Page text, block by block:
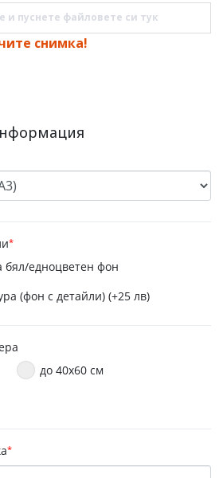
и пуснете файловете си тук
снимка!
*
бял/едноцветен фон
(фон с детайли) (+25 лв)
до 40х60 см
*